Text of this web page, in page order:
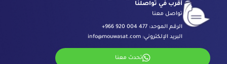
أقرب في تواصلنا
تواصل معنا
الرقم الموحد: +966 920 004 477
البريد الإلكتروني: info@mouwasat.com
تحدث معنا